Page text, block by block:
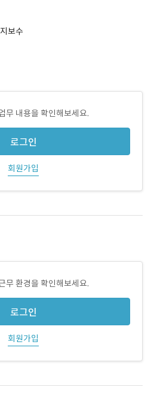
보수
무 내용을 확인해보세요.
로그인
회원가입
무 환경을 확인해보세요.
로그인
회원가입